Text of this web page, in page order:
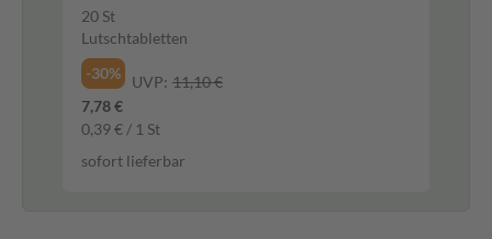
20 St
Lutschtabletten
-30%
UVP: 11,10 €
7,78 €
0,39 € / 1 St
sofort lieferbar